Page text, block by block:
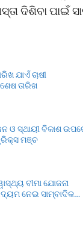
ଦିଶିବା ପାଇଁ
ଯାଏଁ ଚାଷୀ
ତାରିଖ
ଓ ସ୍ଥାୟୀ ବିକାଶ
ମଞ୍ଚ
ବୀମା ଯୋଜନା
ନେଇ ସାମ୍ବାଦିକ…